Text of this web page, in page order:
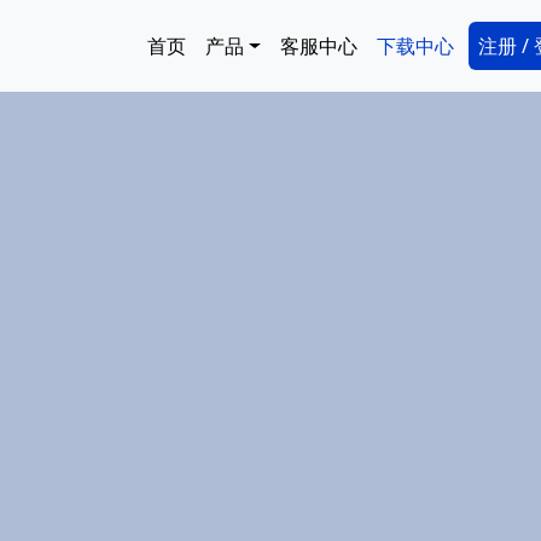
Main navigation
首页 产品 客服中心 下载中心 注册 /